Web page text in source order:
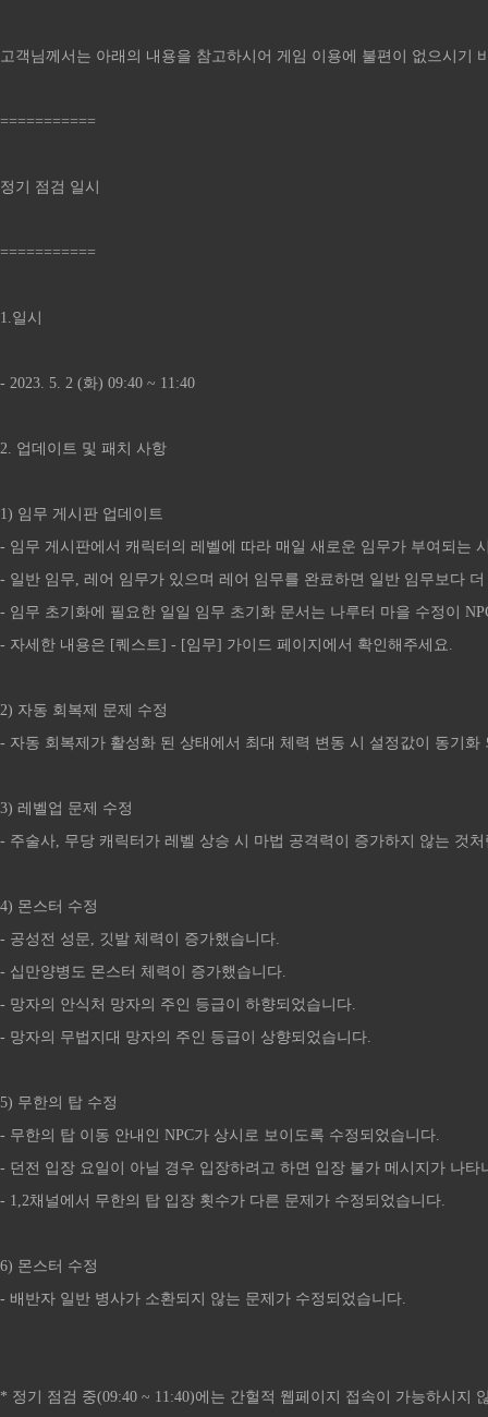
고객님께서는 아래의 내용을 참고하시어 게임 이용에 불편이 없으시기
===========
정기 점검 일시
===========
1.일시
- 2023. 5. 2 (화) 09:40 ~ 11:40
2. 업데이트 및 패치 사항
1) 임무 게시판 업데이트
- 임무 게시판에서 캐릭터의 레벨에 따라 매일 새로운 임무가 부여되는
- 일반 임무, 레어 임무가 있으며 레어 임무를 완료하면 일반 임무보다
- 임무 초기화에 필요한 일일 임무 초기화 문서는 나루터 마을 수정이
- 자세한 내용은 [퀘스트] - [임무] 가이드 페이지에서 확인해주세요.
2) 자동 회복제 문제 수정
- 자동 회복제가 활성화 된 상태에서 최대 체력 변동 시 설정값이 동기
3) 레벨업 문제 수정
- 주술사, 무당 캐릭터가 레벨 상승 시 마법 공격력이 증가하지 않는 것
4) 몬스터 수정
- 공성전 성문, 깃발 체력이 증가했습니다.
- 십만양병도 몬스터 체력이 증가했습니다.
- 망자의 안식처 망자의 주인 등급이 하향되었습니다.
- 망자의 무법지대 망자의 주인 등급이 상향되었습니다.
5) 무한의 탑 수정
- 무한의 탑 이동 안내인 NPC가 상시로 보이도록 수정되었습니다.
- 던전 입장 요일이 아닐 경우 입장하려고 하면 입장 불가 메시지가 나타
- 1,2채널에서 무한의 탑 입장 횟수가 다른 문제가 수정되었습니다.
6) 몬스터 수정
- 배반자 일반 병사가 소환되지 않는 문제가 수정되었습니다.
* 정기 점검 중(09:40 ~ 11:40)에는 간헐적 웹페이지 접속이 가능하시지